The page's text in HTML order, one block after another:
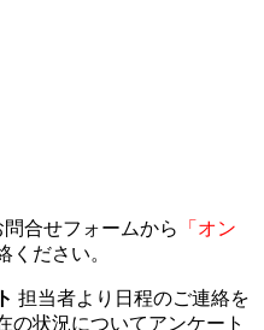
合せフォームから
「オン
ください。
担当者より日程のご連絡を
の状況についてアンケート